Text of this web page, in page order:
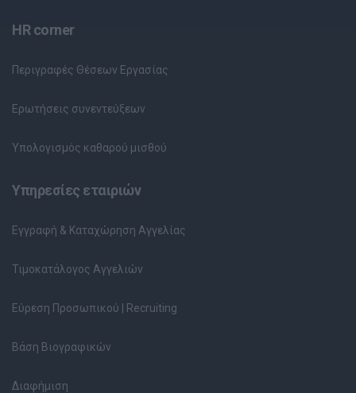
HR corner
Περιγραφές Θέσεων Εργασίας
Ερωτήσεις συνεντεύξεων
Υπολογισμός καθαρού μισθού
Υπηρεσίες εταιριών
Εγγραφή & Καταχώρηση Αγγελίας
Τιμοκατάλογος Αγγελιών
Εύρεση Προσωπικού | Recruiting
Βάση Βιογραφικών
Διαφήμιση